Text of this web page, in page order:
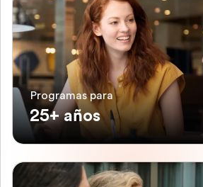
Programas para
25+ años